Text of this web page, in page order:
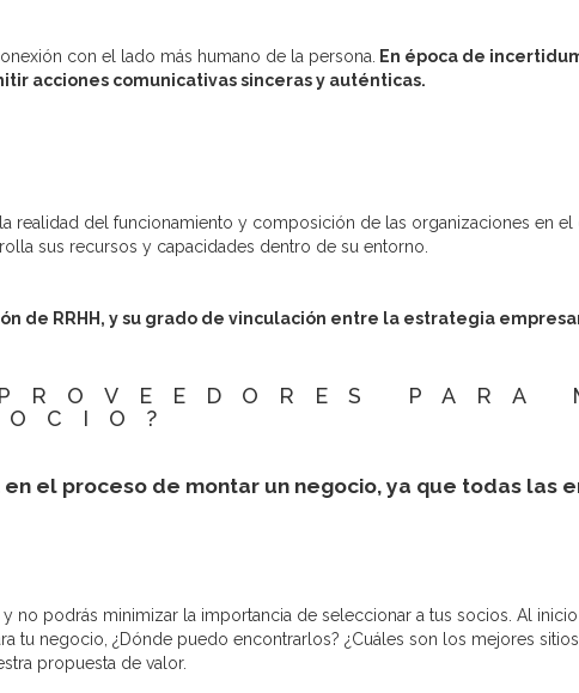
con el lado más humano de la persona.
En época de
acciones comunicativas sinceras y auténticas.
realidad del funcionamiento y composición de las organizaciones en el
sus recursos y capacidades dentro de su entorno.
de RRHH, y su grado de vinculación entre la estrategia
PARA
el proceso de montar un negocio, ya que todas las
no podrás minimizar la importancia de seleccionar a tus socios. Al
negocio, ¿Dónde puedo encontrarlos? ¿Cuáles son los mejores
propuesta de valor.